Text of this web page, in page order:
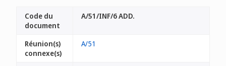
Code du
document
A/51/INF/6 ADD.
Réunion(s)
connexe(s)
A/51